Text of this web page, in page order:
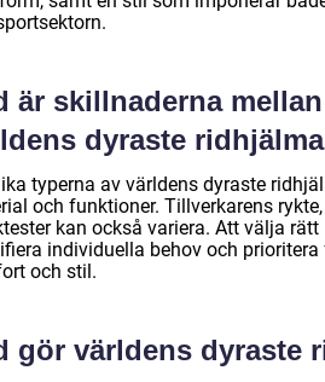
är skillnaderna
dyraste
typerna av världens dyraste
och funktioner. Tillverkarens
kan också variera. Att välja
individuella behov och
och stil.
gör världens dyraste